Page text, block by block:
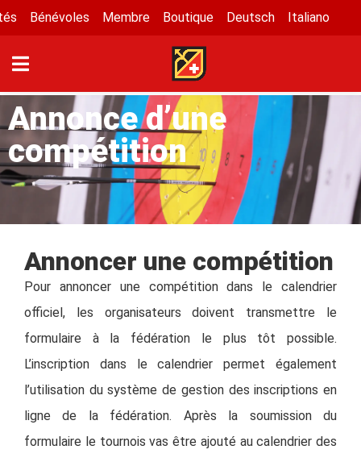
Bénévoles Membre Boutique Deutsch Italiano
Annonce d’une
compétition
Annoncer une compétition
Pour annoncer une compétition dans le calendrier
officiel, les organisateurs doivent transmettre le
formulaire à la fédération le plus tôt possible.
L’inscription dans le calendrier permet également
l’utilisation du système de gestion des inscriptions en
ligne de la fédération. Après la soumission du
formulaire le tournois vas être ajouté au calendrier des